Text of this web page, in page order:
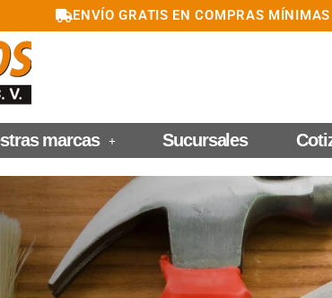
ENVÍO GRATIS EN COMPRAS
marcas Sucursales